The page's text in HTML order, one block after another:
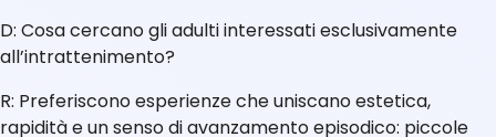
D: Cosa cercano gli adulti interessati esclusivamente
all’intrattenimento?
R: Preferiscono esperienze che uniscano estetica,
rapidità e un senso di avanzamento episodico: piccole